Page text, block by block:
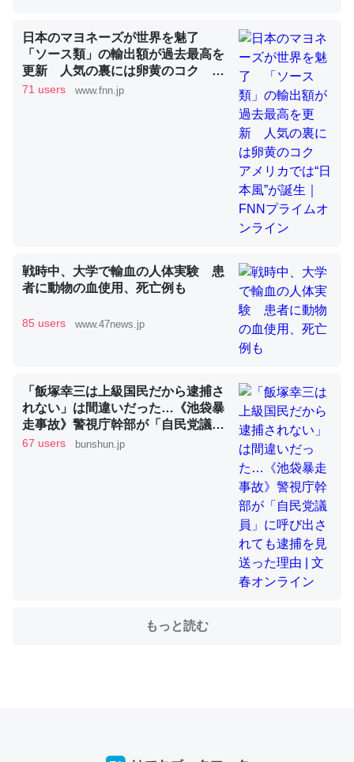
これを元に考えるとカルシウムを大量に使う脊椎動物と貝
類は苦労してるんだな…。腹足類だと殻を無くしてナメク
─ニュース :: 【研究発表】昆虫学の大問題＝「昆虫はなぜ海にいな
ウチもEchoを実家に置いて４年。でたまに覗いてる。ぼ
ちぼちRingも置こうかと画策中。あと、Googleマップで
位置情報を共有してる。電池残量や充電中かが分かるので
これ見て生きてるなって分かる。
─たまにLINEするくらいだった遠方の父67歳と僕。ITツール導入で
ちょうど同じ理由でEcho Show 8を設定中でした。Prime
とかSpotifyを支払う孝行もできる。一生で親と会える残
り時間を日数にすると1週間とかの人が多いそうだけど、
それを実質100倍以上に伸ばす効果があるはず……
─たまにLINEするくらいだった遠方の父67歳と僕。ITツール導入で
コミュニケーションが劇的に変化した｜tayorini by LIFULL介護
─たまにLINEするくらいだった遠方の父67歳と僕。ITツール導入で
日本のマヨネーズが世界を魅了
「ソース類」の輸出額が過去最高を
更新 人気の裏には卵黄のコク ア
メリカでは“日本風”が誕生｜FNNプ
71 users www.fnn.jp
戦時中、大学で輸血の人体実験 患
者に動物の血使用、死亡例も
85 users www.47news.jp
「飯塚幸三は上級国民だから逮捕さ
れない」は間違いだった…《池袋暴
走事故》警視庁幹部が「自民党議
員」に呼び出されても逮捕を見送っ
67 users bunshun.jp
もっと読む